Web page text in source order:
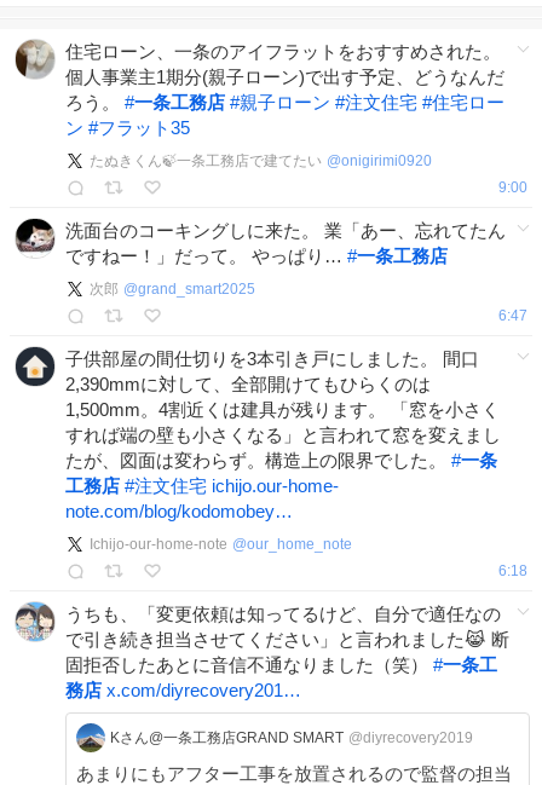
住宅ローン、一条のアイフラットをおすすめされた。
個人事業主1期分(親子ローン)で出す予定、どうなんだ
ろう。 #一条工務店 #親子ローン #注文住宅 #住宅ロー
ン #フラット35
たぬきくん🍃一条工務店で建てたい @onigirimi0920
9:00
洗面台のコーキングしに来た。 業「あー、忘れてたん
ですねー！」だって。 やっぱり… #一条工務店
次郎 @grand_smart2025
6:47
子供部屋の間仕切りを3本引き戸にしました。 間口
2,390mmに対して、全部開けてもひらくのは
1,500mm。4割近くは建具が残ります。 「窓を小さく
すれば端の壁も小さくなる」と言われて窓を変えまし
たが、図面は変わらず。構造上の限界でした。 #一条
工務店 #注文住宅 ichijo.our-home-
note.com/blog/kodomobey…
Ichijo-our-home-note @our_home_note
6:18
うちも、「変更依頼は知ってるけど、自分で適任なの
で引き続き担当させてください」と言われました😹 断
固拒否したあとに音信不通なりました（笑） #一条工
務店 x.com/diyrecovery201…
Kさん@一条工務店GRAND SMART @diyrecovery2019
あまりにもアフター工事を放置されるので監督の担当